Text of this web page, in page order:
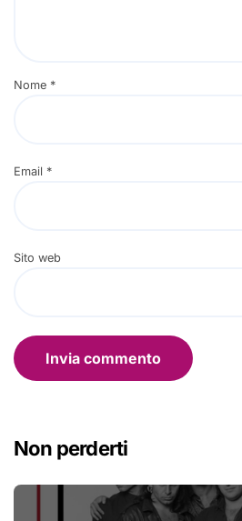
Nome *
Email *
Sito web
Non perderti